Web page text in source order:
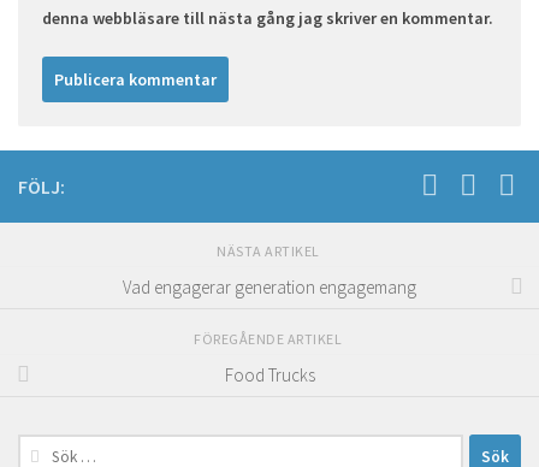
denna webbläsare till nästa gång jag skriver en kommentar.
FÖLJ:
NÄSTA ARTIKEL
Vad engagerar generation engagemang
FÖREGÅENDE ARTIKEL
Food Trucks
Sök